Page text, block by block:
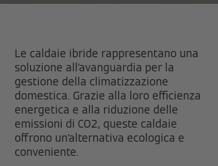
Le caldaie ibride rappresentano una
soluzione all'avanguardia per la
gestione della climatizzazione
domestica. Grazie alla loro efficienza
energetica e alla riduzione delle
emissioni di CO2, queste caldaie
offrono un'alternativa ecologica e
conveniente.